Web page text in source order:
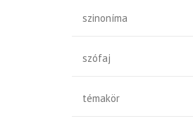
szinoníma
szófaj
témakör